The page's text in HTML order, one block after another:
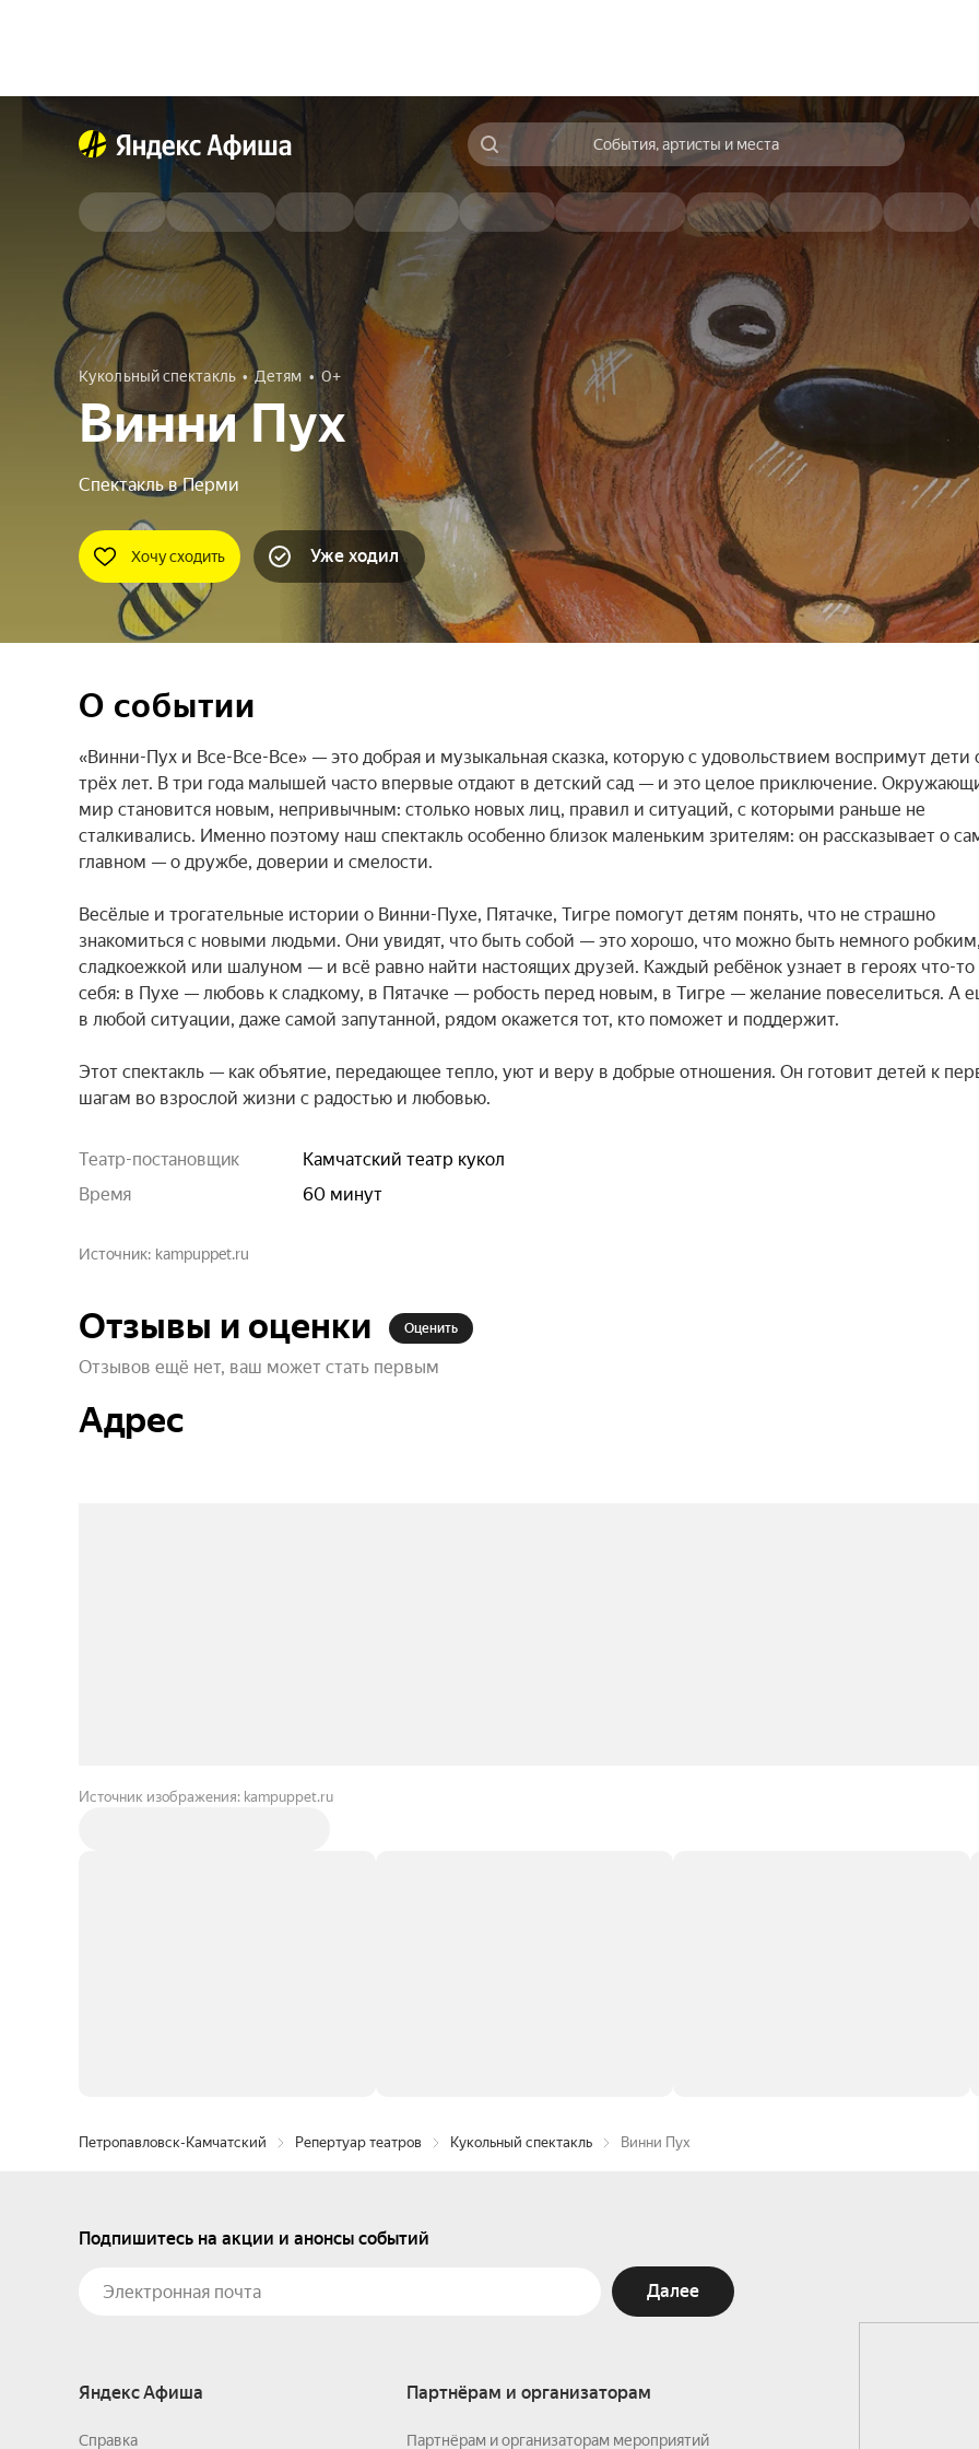
События, артисты и места
Кукольный спектакль Детям 0+
Винни Пух
Спектакль в Перми
Хочу сходить Уже ходил
О событии
«Винни-Пух и Все-Все-Все» — это добрая и музыкальная сказка, которую с удовольствием воспримут дети
трёх лет. В три года малышей часто впервые отдают в детский сад — и это целое приключение.
мир становится новым, непривычным: столько новых лиц, правил и ситуаций, с которыми раньше не
сталкивались. Именно поэтому наш спектакль особенно близок маленьким зрителям: он рассказывает о
главном — о дружбе, доверии и смелости.
Весёлые и трогательные истории о Винни-Пухе, Пятачке, Тигре помогут детям понять, что не страшно
знакомиться с новыми людьми. Они увидят, что быть собой — это хорошо, что можно быть немного робким,
сладкоежкой или шалуном — и всё равно найти настоящих друзей. Каждый ребёнок узнает в героях что-то
себя: в Пухе — любовь к сладкому, в Пятачке — робость перед новым, в Тигре — желание повеселиться. А
в любой ситуации, даже самой запутанной, рядом окажется тот, кто поможет и поддержит.
Этот спектакль — как объятие, передающее тепло, уют и веру в добрые отношения. Он готовит детей к
шагам во взрослой жизни с радостью и любовью.
Театр-постановщик
Камчатский театр кукол
Время
60 минут
Источник kampuppet.ru
Отзывы и оценки Оценить
Отзывов ещё нет, ваш может стать первым
Адрес
Источник изображения: kampuppet.ru
Петропавловск-Камчатский Репертуар театров Кукольный спектакль Винни Пух
Подпишитесь на акции и анонсы событий
Далее
Яндекс Афиша
Справка
Партнёрам и организаторам
Партнёрам и организаторам мероприятий